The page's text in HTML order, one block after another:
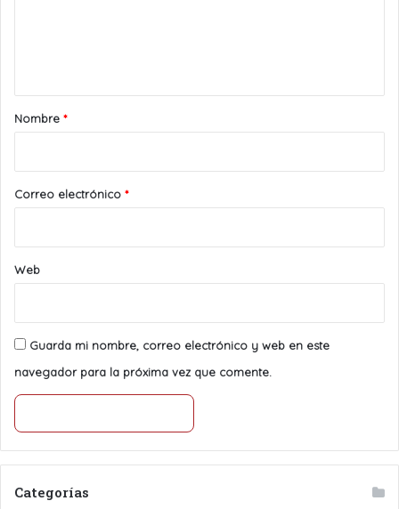
r
*
Nombre *
Correo electrónico *
Web
Guarda mi nombre, correo electrónico y web en este
navegador para la próxima vez que comente.
Categorías